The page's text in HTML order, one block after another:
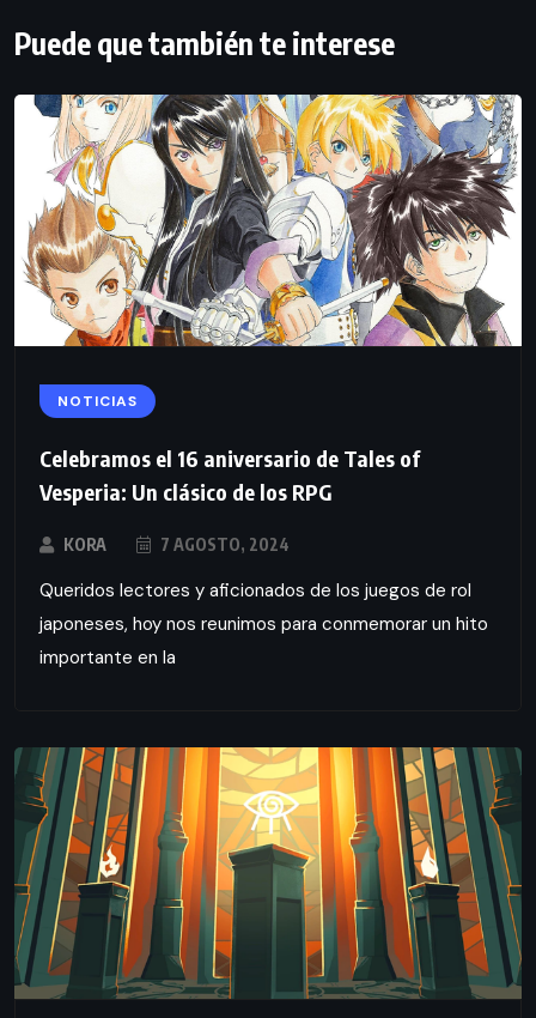
Puede que también te interese
NOTICIAS
Celebramos el 16 aniversario de Tales of
Vesperia: Un clásico de los RPG
KORA 7 AGOSTO, 2024
Queridos lectores y aficionados de los juegos de rol
japoneses, hoy nos reunimos para conmemorar un hito
importante en la